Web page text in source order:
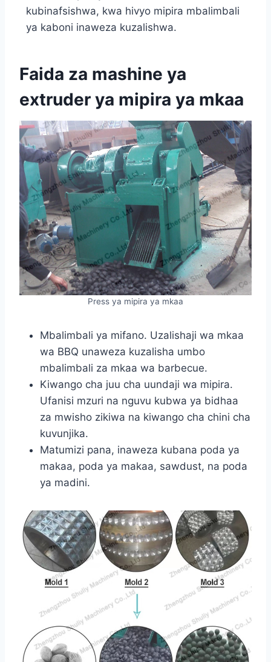
kubinafsishwa, kwa hivyo mipira mbalimbali
ya kaboni inaweza kuzalishwa.
Faida za mashine ya
extruder ya mipira ya mkaa
Press ya mipira ya mkaa
Mbalimbali ya mifano. Uzalishaji wa mkaa
wa BBQ unaweza kuzalisha umbo
mbalimbali za mkaa wa barbecue.
Kiwango cha juu cha uundaji wa mipira.
Ufanisi mzuri na nguvu kubwa ya bidhaa
za mwisho zikiwa na kiwango cha chini cha
kuvunjika.
Matumizi pana, inaweza kubana poda ya
makaa, poda ya makaa, sawdust, na poda
ya madini.